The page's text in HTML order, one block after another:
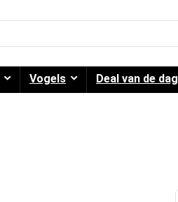
Vogels Deal van de dag